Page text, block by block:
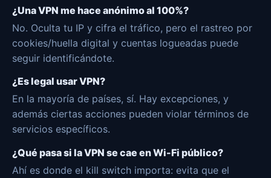
¿Una VPN me hace anónimo al 100%?
No. Oculta tu IP y cifra el tráfico, pero el rastreo por
cookies/huella digital y cuentas logueadas puede
seguir identificándote.
¿Es legal usar VPN?
En la mayoría de países, sí. Hay excepciones, y
además ciertas acciones pueden violar términos de
servicios específicos.
¿Qué pasa si la VPN se cae en Wi-Fi público?
Ahí es donde el kill switch importa: evita que el